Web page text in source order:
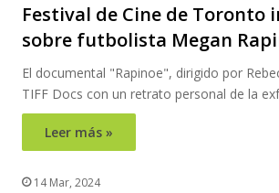
Festival de Cine de
sobre futbolista Megan
El documental "Rapinoe", dirigido por
TIFF Docs con un retrato personal de la
Leer más »
14 Mar, 2024